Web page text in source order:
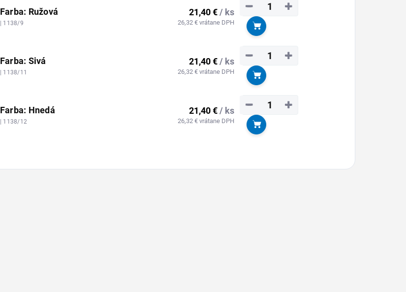
Farba: Ružová
| 1138/9
21,40 €/ ks
26,32 € vrátane DPH
+
−
Do košíka
Farba: Sivá
| 1138/11
21,40 €/ ks
26,32 € vrátane DPH
+
−
Do košíka
Farba: Hnedá
| 1138/12
21,40 €/ ks
26,32 € vrátane DPH
+
−
Do košíka